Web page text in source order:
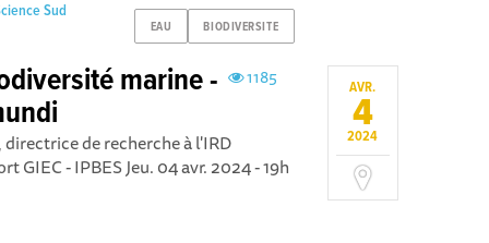
EAU BIODIVERSITE
Sud
AVR.
4
2024
1185
marine -
de recherche à l'IRD
GIEC - IPBES Jeu. 04 avr. 2024 - 19h